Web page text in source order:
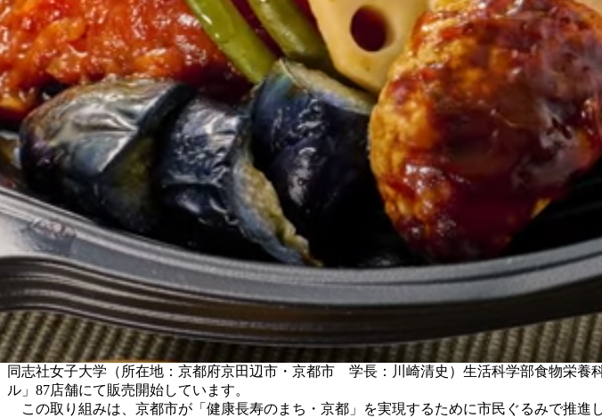
同志社女子大学（所在地：京都府京田辺市・京都市 学長：川崎清史）生活科学部食物栄
ル」87店舗にて販売開始しています。
この取り組みは、京都市が「健康長寿のまち・京都」を実現するために市民ぐるみで推